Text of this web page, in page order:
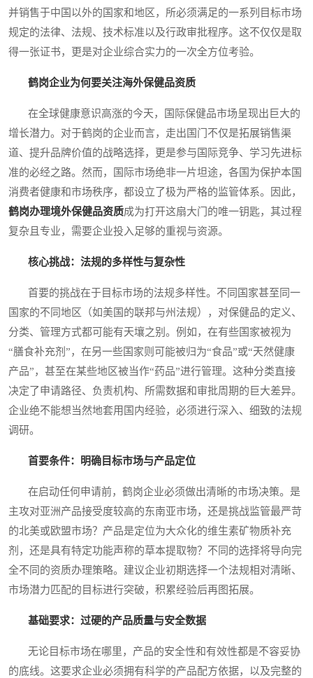
并销售于中国以外的国家和地区，所必须满足的一系列目标市场
规定的法律、法规、技术标准以及行政审批程序。这不仅仅是取
得一张证书，更是对企业综合实力的一次全方位考验。
鹤岗企业为何要关注海外保健品资质
在全球健康意识高涨的今天，国际保健品市场呈现出巨大的
增长潜力。对于鹤岗的企业而言，走出国门不仅是拓展销售渠
道、提升品牌价值的战略选择，更是参与国际竞争、学习先进标
准的必经之路。然而，国际市场绝非一片坦途，各国为保护本国
消费者健康和市场秩序，都设立了极为严格的监管体系。因此，
鹤岗办理境外保健品资质成为打开这扇大门的唯一钥匙，其过程
复杂且专业，需要企业投入足够的重视与资源。
核心挑战：法规的多样性与复杂性
首要的挑战在于目标市场的法规多样性。不同国家甚至同一
国家的不同地区（如美国的联邦与州法规），对保健品的定义、
分类、管理方式都可能有天壤之别。例如，在有些国家被视为
“膳食补充剂”，在另一些国家则可能被归为“食品”或“天然健康
产品”，甚至在某些地区被当作“药品”进行管理。这种分类直接
决定了申请路径、负责机构、所需数据和审批周期的巨大差异。
企业绝不能想当然地套用国内经验，必须进行深入、细致的法规
调研。
首要条件：明确目标市场与产品定位
在启动任何申请前，鹤岗企业必须做出清晰的市场决策。是
主攻对亚洲产品接受度较高的东南亚市场，还是挑战监管最严苛
的北美或欧盟市场？产品是定位为大众化的维生素矿物质补充
剂，还是具有特定功能声称的草本提取物？不同的选择将导向完
全不同的资质办理策略。建议企业初期选择一个法规相对清晰、
市场潜力匹配的目标进行突破，积累经验后再图拓展。
基础要求：过硬的产品质量与安全数据
无论目标市场在哪里，产品的安全性和有效性都是不容妥协
的底线。这要求企业必须拥有科学的产品配方依据，以及完整的